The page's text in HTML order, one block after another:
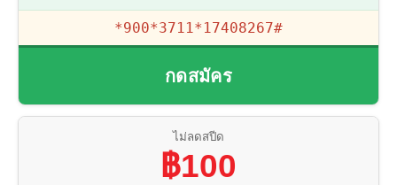
*900*3711*17408267#
กดสมัคร
ไม่ลดสปีด
฿100